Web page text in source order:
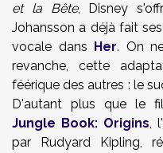
et la Bête, Disney
Johansson a déjà fait
vocale dans Her. On
revanche, cette
féérique des autres : le
D'autant plus que le
Jungle Book: Origins,
par
Rudyard Kipling,